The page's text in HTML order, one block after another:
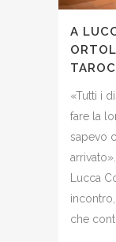
A
«Tutti i
fare la
sapevo
Lucca
che